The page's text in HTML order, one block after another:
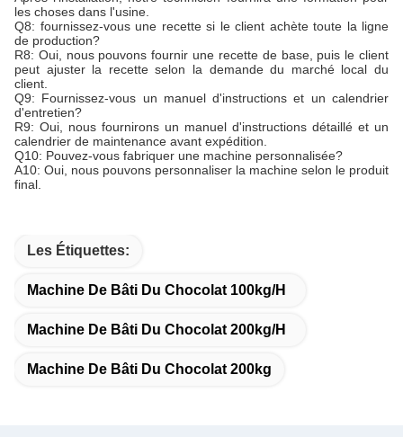
les choses dans l'usine.
Q8: fournissez-vous une recette si le client achète toute la ligne
de production?
R8: Oui, nous pouvons fournir une recette de base, puis le client
peut ajuster la recette selon la demande du marché local du
client.
Q9: Fournissez-vous un manuel d'instructions et un calendrier
d'entretien?
R9: Oui, nous fournirons un manuel d'instructions détaillé et un
calendrier de maintenance avant expédition.
Q10: Pouvez-vous fabriquer une machine personnalisée?
A10: Oui, nous pouvons personnaliser la machine selon le produit
final.
Les Étiquettes:
Machine De Bâti Du Chocolat 100kg/H
Machine De Bâti Du Chocolat 200kg/H
Machine De Bâti Du Chocolat 200kg